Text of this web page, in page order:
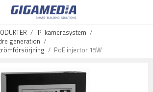
/ IP-kamerasystem /
generation /
/ PoE injector 15W